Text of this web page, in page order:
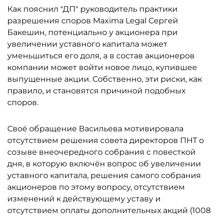
Как пояснил "ДП" руководитель практики
разрешения споров Maxima Legal Сергей
Бакешин, потенциально у акционера при
увеличении уставного капитала может
уменьшиться его доля, а в состав акционеров
компании может войти новое лицо, купившее
выпущенные акции. Собственно, эти риски, как
правило, и становятся причиной подобных
споров.
Своё обращение Васильева мотивировала
отсутствием решения совета директоров ПНТ о
созыве внеочередного собрания с повесткой
дня, в которую включён вопрос об увеличении
уставного капитала, решения самого собрания
акционеров по этому вопросу, отсутствием
изменений к действующему уставу и
отсутствием оплаты дополнительных акций (1008